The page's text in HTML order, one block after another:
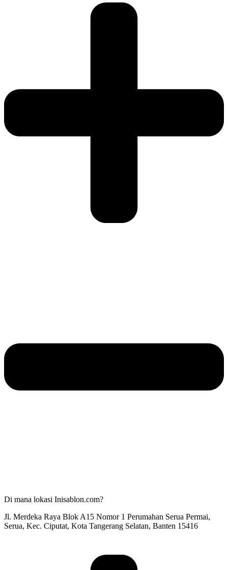
Di mana lokasi Inisablon.com?
Jl. Merdeka Raya Blok A15 Nomor 1 Perumahan Serua Permai,
Serua, Kec. Ciputat, Kota Tangerang Selatan, Banten 15416